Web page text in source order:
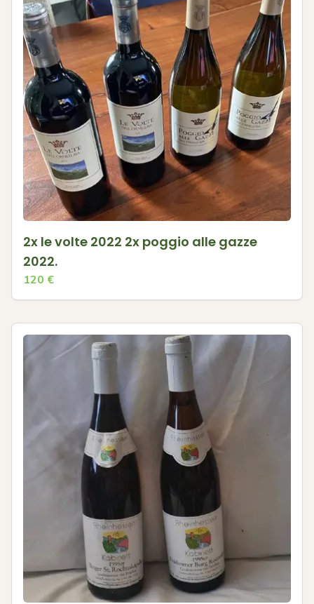
2x le volte 2022 2x poggio alle gazze
2022.
120 €